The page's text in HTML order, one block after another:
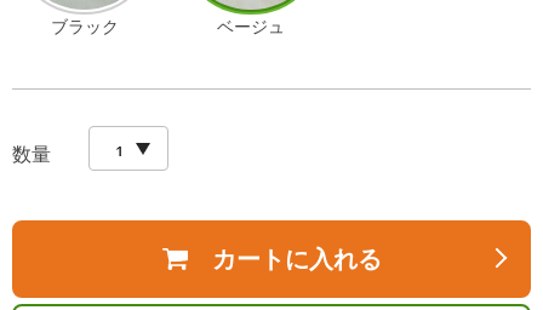
ブラック ベージュ
数量
カートに入れる